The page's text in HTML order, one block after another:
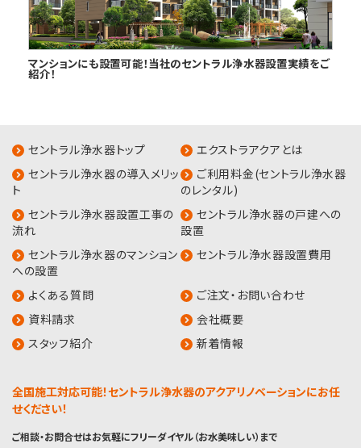
マンションにも設置可能！当社のセントラル浄水器設置実績をご
紹介！
セントラル浄水器トップ
エクストラアクアとは
セントラル浄水器の導入メリッ
ト
ご利用料金(セントラル浄水器
のレンタル)
セントラル浄水器設置工事の
流れ
セントラル浄水器の戸建への
設置
セントラル浄水器のマンション
への設置
セントラル浄水器設置費用
よくある質問
ご注文・お問い合わせ
資料請求
会社概要
スタッフ紹介
新着情報
全国施工対応可能！セントラル浄水器のアクアリノベーションにお任
せください！
ご相談・お問合せはお気軽にフリーダイヤル（お水美味しい）まで